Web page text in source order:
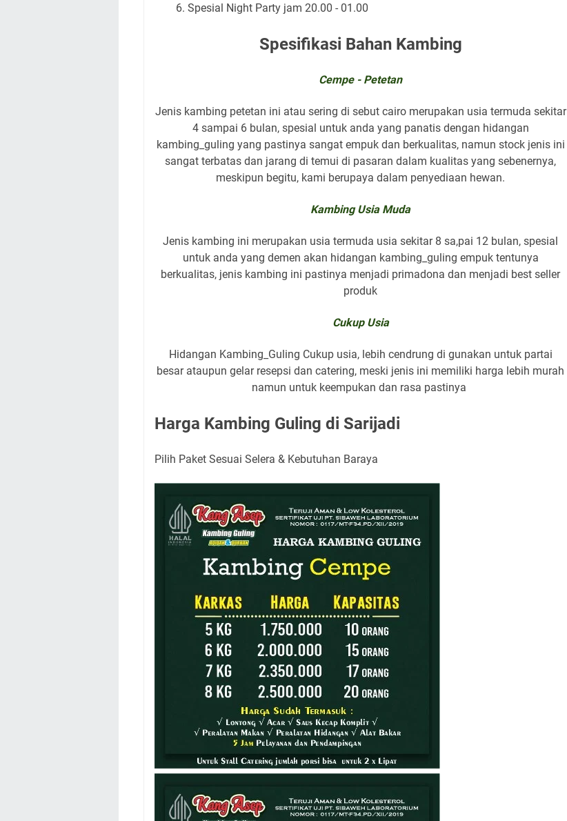
Spesial Night Party jam 20.00 - 01.00
Spesifikasi Bahan Kambing
Cempe - Petetan
Jenis kambing petetan ini atau sering di sebut cairo merupakan usia termuda sekitar
4 sampai 6 bulan, spesial untuk anda yang panatis dengan hidangan
kambing_guling yang pastinya sangat empuk dan berkualitas, namun stock jenis ini
sangat terbatas dan jarang di temui di pasaran dalam kualitas yang sebenernya,
meskipun begitu, kami berupaya dalam penyediaan hewan.
Kambing Usia Muda
Jenis kambing ini merupakan usia termuda usia sekitar 8 sa,pai 12 bulan, spesial
untuk anda yang demen akan hidangan kambing_guling empuk tentunya
berkualitas, jenis kambing ini pastinya menjadi primadona dan menjadi best seller
produk
Cukup Usia
Hidangan Kambing_Guling Cukup usia, lebih cendrung di gunakan untuk partai
besar ataupun gelar resepsi dan catering, meski jenis ini memiliki harga lebih murah
namun untuk keempukan dan rasa pastinya
Harga Kambing Guling di Sarijadi
Pilih Paket Sesuai Selera & Kebutuhan Baraya